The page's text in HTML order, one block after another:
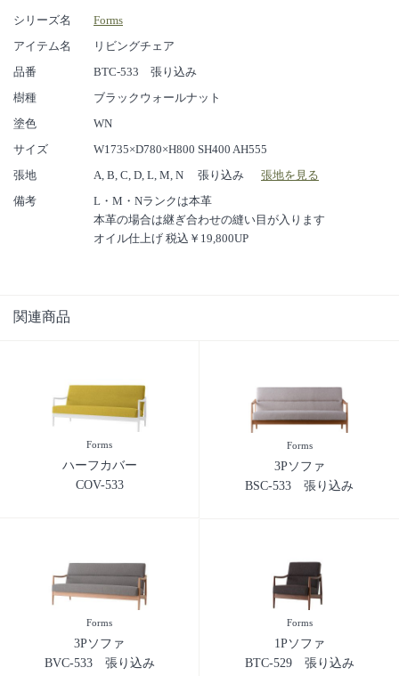
シリーズ名
Forms
アイテム名
リビングチェア
品番
BTC-533 張り込み
樹種
ブラックウォールナット
塗色
WN
サイズ
W1735×D780×H800 SH400 AH555
張地
A, B, C, D, L, M, N 張り込み
張地を見る
備考
L・M・Nランクは本革
本革の場合は継ぎ合わせの縫い目が入ります
オイル仕上げ 税込￥19,800UP
関連商品
Forms
ハーフカバー
COV-533
Forms
3Pソファ
BSC-533 張り込み
Forms
3Pソファ
BVC-533 張り込み
Forms
1Pソファ
BTC-529 張り込み